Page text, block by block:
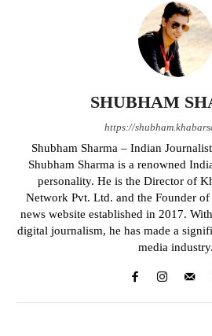
SHUBHAM
https://
Shubham Sharma – Indian
Shubham Sharma is a renowned
personality. He is the Director of
Network Pvt. Ltd. and the Founder of
news website established in 2017.
digital journalism, he has made a
media industry.